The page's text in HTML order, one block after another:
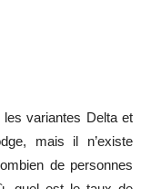
variantes Delta et
mais il n’existe
de personnes